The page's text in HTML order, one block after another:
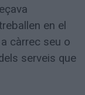
en el
càrrec seu o
serveis que